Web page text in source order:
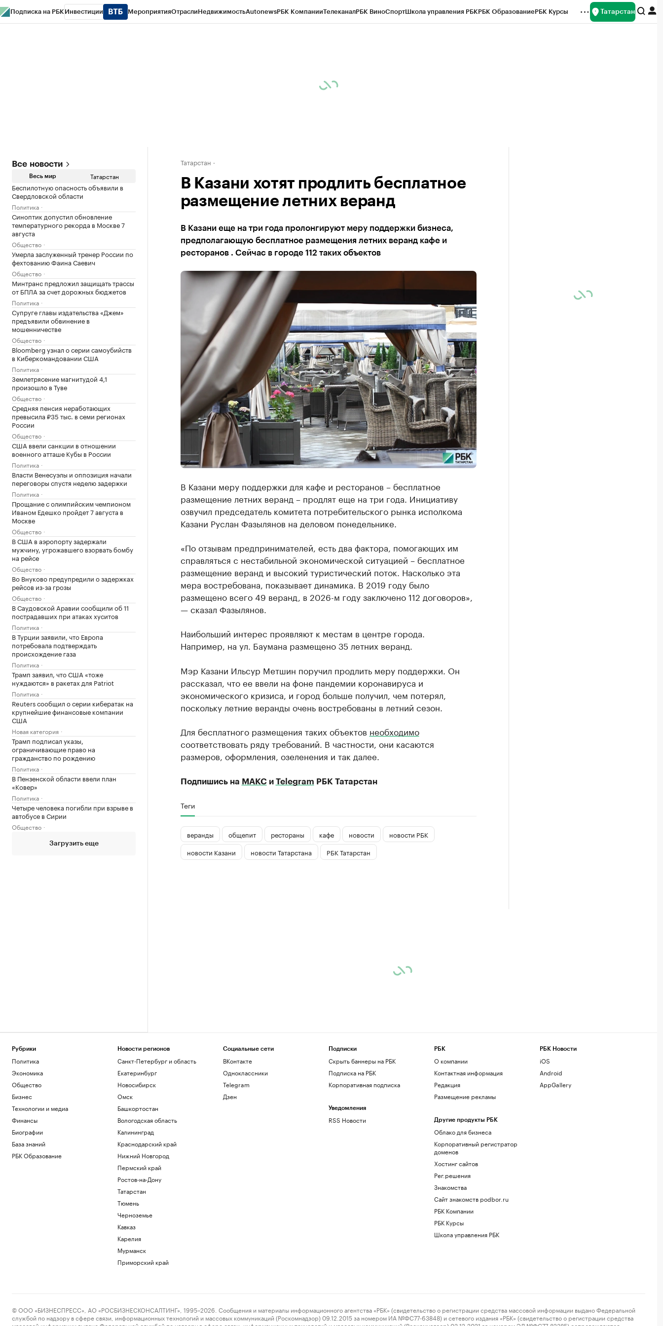
Подписка на РБК Инвестиции МероприятияОтраслиНедвижимостьAutonewsРБК КомпанииТелеканалРБК ВиноСпортШкола управления РБКРБК ОбразованиеРБК Курсы Татарстан
Все новости
Весь мир Татарстан
Беспилотную опасность объявили в
Свердловской области
Политика
Синоптик допустил обновление
температурного рекорда в Москве 7
августа
Общество
Умерла заслуженный тренер России по
фехтованию Фаина Саевич
Общество
Минтранс предложил защищать трассы
от БПЛА за счет дорожных бюджетов
Политика
Супруге главы издательства «Джем»
предъявили обвинение в
мошенничестве
Общество
Bloomberg узнал о серии самоубийств
в Киберкомандовании США
Политика
Землетрясение магнитудой 4,1
произошло в Туве
Общество
Средняя пенсия неработающих
превысила ₽35 тыс. в семи регионах
России
Общество
США ввели санкции в отношении
военного атташе Кубы в России
Политика
Власти Венесуэлы и оппозиция начали
переговоры спустя неделю задержки
Политика
Прощание с олимпийским чемпионом
Иваном Едешко пройдет 7 августа в
Москве
Общество
В США в аэропорту задержали
мужчину, угрожавшего взорвать бомбу
на рейсе
Общество
Во Внуково предупредили о задержках
рейсов из-за грозы
Общество
В Саудовской Аравии сообщили об 11
пострадавших при атаках хуситов
Политика
В Турции заявили, что Европа
потребовала подтверждать
происхождение газа
Политика
Трамп заявил, что США «тоже
нуждаются» в ракетах для Patriot
Политика
Reuters сообщил о серии кибератак на
крупнейшие финансовые компании
США
Новая категория
Трамп подписал указы,
ограничивающие право на
гражданство по рождению
Политика
В Пензенской области ввели план
«Ковер»
Политика
Четыре человека погибли при взрыве в
автобусе в Сирии
Общество
Загрузить еще
Татарстан
В Казани хотят продлить бесплатное
размещение летних веранд
В Казани еще на три года пролонгируют меру поддержки бизнеса,
предполагающую бесплатное размещения летних веранд кафе и
ресторанов . Сейчас в городе 112 таких объектов
В Казани меру поддержки для кафе и ресторанов – бесплатное
размещение летних веранд – продлят еще на три года. Инициативу
озвучил председатель комитета потребительского рынка исполкома
Казани Руслан Фазылянов на деловом понедельнике.
«По отзывам предпринимателей, есть два фактора, помогающих им
справляться с нестабильной экономической ситуацией – бесплатное
размещение веранд и высокий туристический поток. Насколько эта
мера востребована, показывает динамика. В 2019 году было
размещено всего 49 веранд, в 2026-м году заключено 112 договоров»,
— сказал Фазылянов.
Наибольший интерес проявляют к местам в центре города.
Например, на ул. Баумана размещено 35 летних веранд.
Мэр Казани Ильсур Метшин поручил продлить меру поддержки. Он
рассказал, что ее ввели на фоне пандемии коронавируса и
экономического кризиса, и город больше получил, чем потерял,
поскольку летние веранды очень востребованы в летний сезон.
Для бесплатного размещения таких объектов необходимо
соответствовать ряду требований. В частности, они касаются
размеров, оформления, озеленения и так далее.
Подпишись на МАКСи Telegram РБК Татарстан
Теги
веранды общепит рестораны кафе новости
новости РБК
новости Казани
новости Татарстана РБК Татарстан
Рубрики
Политика
Экономика
Общество
Бизнес
Технологии и медиа
Финансы
Биографии
База знаний
РБК Образование
Новости регионов
Санкт-Петербург и область
Екатеринбург
Новосибирск
Омск
Башкортостан
Вологодская область
Калининград
Краснодарский край
Нижний Новгород
Пермский край
Ростов-на-Дону
Татарстан
Тюмень
Черноземье
Кавказ
Карелия
Мурманск
Приморский край
Социальные сети
ВКонтакте
Одноклассники
Telegram
Дзен
Подписки
Скрыть баннеры на РБК
Подписка на РБК
Корпоративная подписка
Уведомления
RSS Новости
РБК
О компании
Контактная информация
Редакция
Размещение рекламы
Другие продукты РБК
Облако для бизнеса
Корпоративный регистратор
доменов
Хостинг сайтов
Рег.решения
Знакомства
Сайт знакомств podbor.ru
РБК Компании
РБК Курсы
Школа управления РБК
РБК Новости
iOS
Android
AppGallery
© ООО «БИЗНЕСПРЕСС», АО «РОСБИЗНЕСКОНСАЛТИНГ», 1995–2026. Сообщения и материалы информационного агентства «РБК» (свидетельство о регистрации средства массовой информации выдано Федеральной
службой по надзору в сфере связи, информационных технологий и массовых коммуникаций (Роскомнадзор) 09.12.2015 за номером ИА №ФС77-63848) и сетевого издания «РБК» (свидетельство о регистрации средства